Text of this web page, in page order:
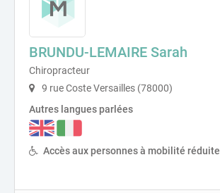
BRUNDU-LEMAIRE Sarah
Chiropracteur
9 rue Coste Versailles (78000)
Autres langues parlées
Accès aux personnes à mobilité réduite